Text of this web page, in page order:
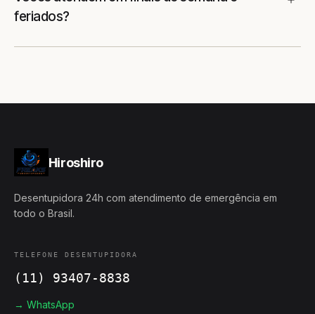
feriados?
Hiroshiro
Desentupidora 24h com atendimento de emergência em
todo o Brasil.
TELEFONE DESENTUPIDORA
(11) 93407-8838
→ WhatsApp